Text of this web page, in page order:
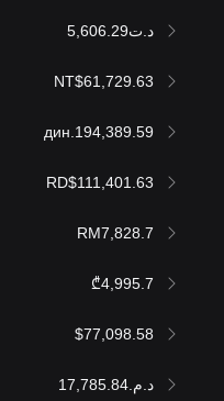
د.ت5,606.29
NT$61,729.63
дин.194,389.59
RD$111,401.63
RM7,828.7
₾4,995.7
$77,098.58
د.م.17,785.84